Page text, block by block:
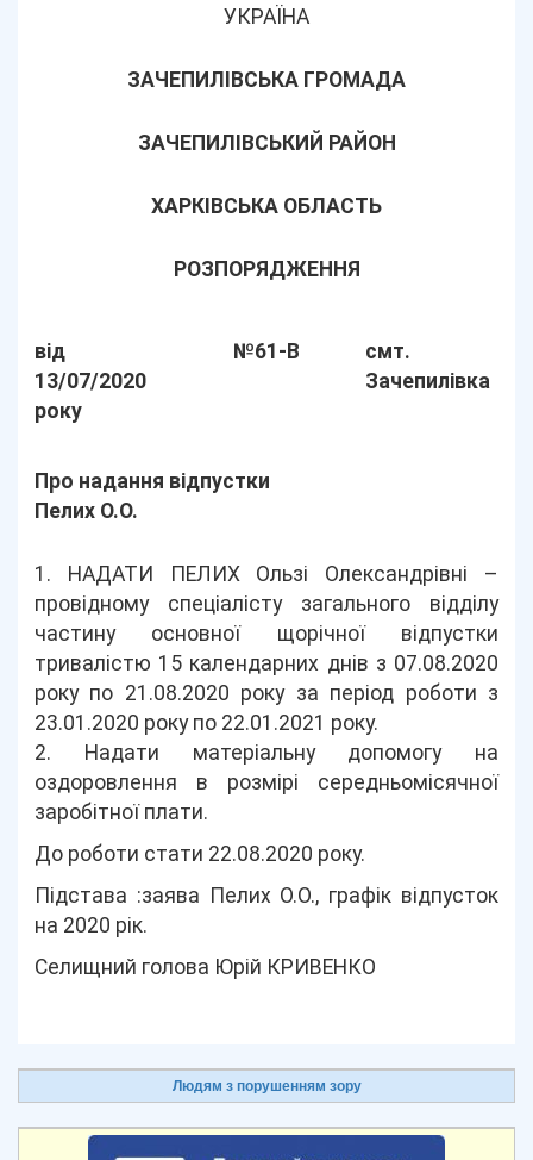
УКРАЇНА
ЗАЧЕПИЛІВСЬКА ГРОМАДА
ЗАЧЕПИЛІВСЬКИЙ РАЙОН
ХАРКІВСЬКА ОБЛАСТЬ
РОЗПОРЯДЖЕННЯ
від
13/07/2020
року
№61-В
смт.
Зачепилівка
Про надання відпустки
Пелих О.О.
1. НАДАТИ ПЕЛИХ Ользі Олександрівні –
провідному спеціалісту загального відділу
частину основної щорічної відпустки
тривалістю 15 календарних днів з 07.08.2020
року по 21.08.2020 року за період роботи з
23.01.2020 року по 22.01.2021 року.
2. Надати матеріальну допомогу на
оздоровлення в розмірі середньомісячної
заробітної плати.
До роботи стати 22.08.2020 року.
Підстава :заява Пелих О.О., графік відпусток
на 2020 рік.
Селищний голова Юрій КРИВЕНКО
Людям з порушенням зору